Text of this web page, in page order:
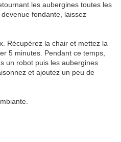
les aubergines toutes les
fondante, laissez
Récupérez la chair et mettez la
5 minutes. Pendant ce temps,
un robot puis les aubergines
et ajoutez un peu de